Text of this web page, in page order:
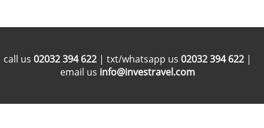
call us 02032 394 622 | txt/whatsapp us 02032 394 622 |
email us info@investravel.com